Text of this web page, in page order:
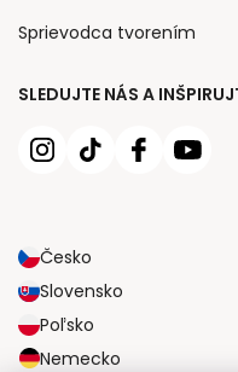
SLEDUJTE NÁS A
Česko
Slovensko
Poľsko
Nemecko
Sprievodca tvorením